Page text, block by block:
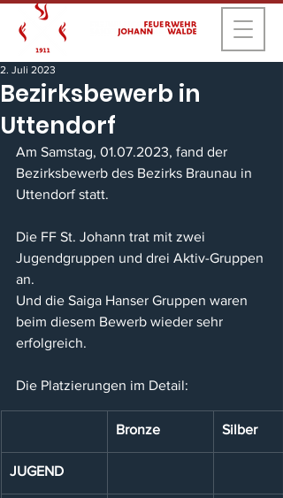
Bezirksbewerb in
Uttendorf
2. Juli 2023
Am Samstag, 01.07.2023, fand der
Bezirksbewerb des Bezirks Braunau in
Uttendorf statt.
Die FF St. Johann trat mit zwei
Jugendgruppen und drei Aktiv-Gruppen
an.
Und die Saiga Hanser Gruppen waren
beim diesem Bewerb wieder sehr
erfolgreich.
Die Platzierungen im Detail:
Bronze Silber
JUGEND